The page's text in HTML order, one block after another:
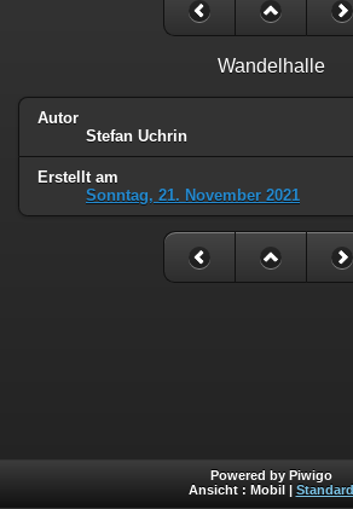
Wandelhalle
Autor
Stefan Uchrin
Erstellt am
Sonntag, 21. November 2021
Powered by Piwigo
Ansicht : Mobil Standard